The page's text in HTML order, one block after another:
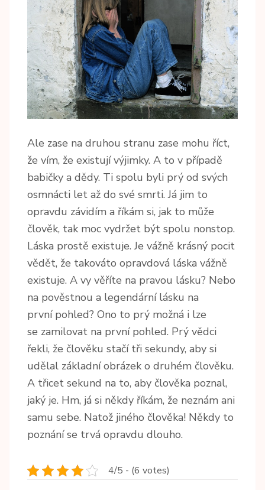
Ale zase na druhou stranu zase mohu říct,
že vím, že existují výjimky. A to v případě
babičky a dědy. Ti spolu byli prý od svých
osmnácti let až do své smrti. Já jim to
opravdu závidím a říkám si, jak to může
člověk, tak moc vydržet být spolu nonstop.
Láska prostě existuje. Je vážně krásný pocit
vědět, že takováto opravdová láska vážně
existuje. A vy věříte na pravou lásku? Nebo
na pověstnou a legendární lásku na
první pohled? Ono to prý možná i lze
se zamilovat na první pohled. Prý vědci
řekli, že člověku stačí tři sekundy, aby si
udělal základní obrázek o druhém člověku.
A třicet sekund na to, aby člověka poznal,
jaký je. Hm, já si někdy říkám, že neznám ani
samu sebe. Natož jiného člověka! Někdy to
poznání se trvá opravdu dlouho.
4/5 - (6 votes)